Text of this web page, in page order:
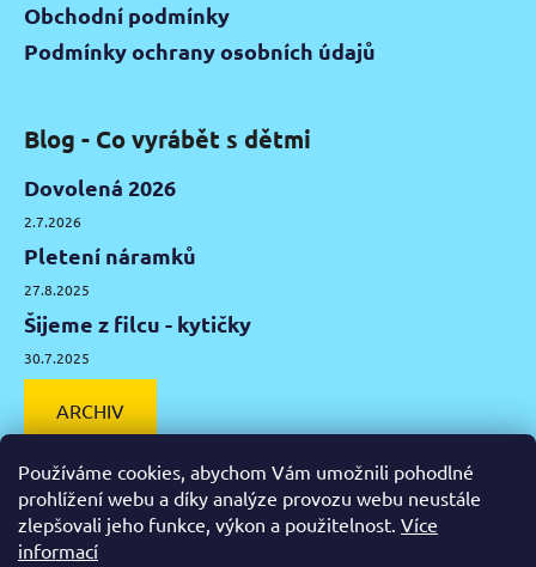
Používáme cookies, abychom Vám umožnili pohodlné
prohlížení webu a díky analýze provozu webu neustále
zlepšovali jeho funkce, výkon a použitelnost. Více
informací
Obchodní podmínky
Podmínky ochrany osobních údajů
Blog - Co vyrábět s dětmi
Dovolená 2026
2.7.2026
Pletení náramků
27.8.2025
Šijeme z filcu - kytičky
30.7.2025
ARCHIV
Facebook